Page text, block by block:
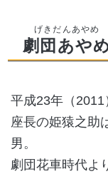
劇団あや
平成23年（2011
座長の姫猿之助
男。
劇団花車時代よ